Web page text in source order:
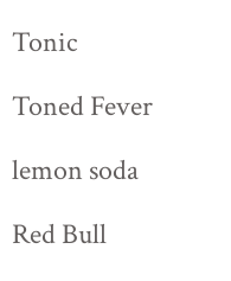
Tonic
Toned Fever
lemon soda
Red Bull